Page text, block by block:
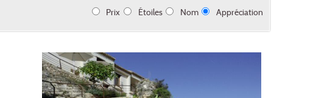
Prix Étoiles Nom Appréciation